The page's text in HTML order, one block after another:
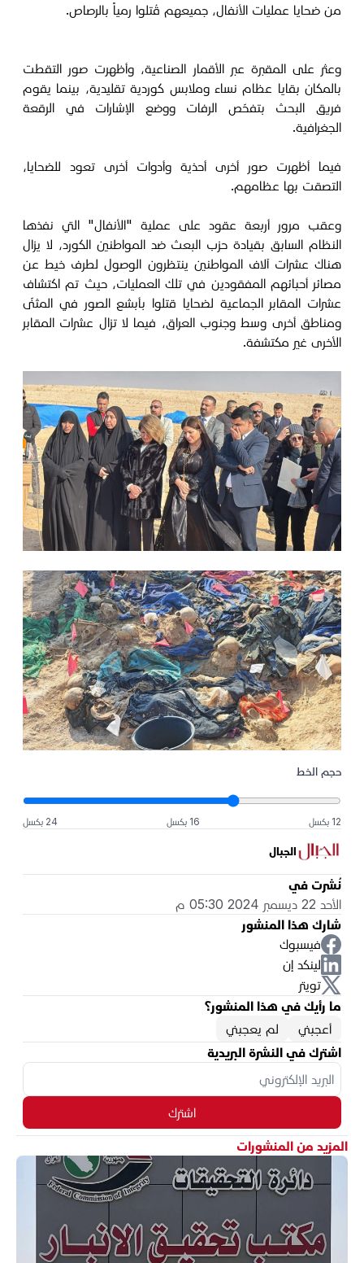
من ضحايا عمليات الأنفال، جميعهم قُتلوا رمياً بالرصاص.
وعثر على المقبرة عبر الأقمار الصناعية، وأظهرت صور التقطت
بالمكان بقايا عظام نساء وملابس كوردية تقليدية، بينما يقوم
فريق البحث بتفحّص الرفات ووضع الإشارات في الرقعة
الجغرافية.
فيما أظهرت صور أخرى أحذية وأدوات أخرى تعود للضحايا،
التصقت بها عظامهم.
وعقب مرور أربعة عقود على عملية "الأنفال" التي نفذها
النظام السابق بقيادة حزب البعث ضد المواطنين الكورد، لا يزال
هناك عشرات آلاف المواطنين ينتظرون الوصول لطرف خيط عن
مصائر أحبائهم المفقودين في تلك العمليات، حيث تم اكتشاف
عشرات المقابر الجماعية لضحايا قتلوا بأبشع الصور في المثنّى
ومناطق أخرى وسط وجنوب العراق، فيما لا تزال عشرات المقابر
الأخرى غير مكتشفة.
حجم الخط
12 بكسل 16 بكسل 24 بكسل
الجبال
نُشرت في
الأحد 22 ديسمبر 2024 05:30 م
شارك هذا المنشور
فيسبوك
لينكد إن
تويتر
ما رأيك في هذا المنشور؟
أعجبني
لم يعجبني
اشترك في النشرة البريدية
اشترك
المزيد من المنشورات